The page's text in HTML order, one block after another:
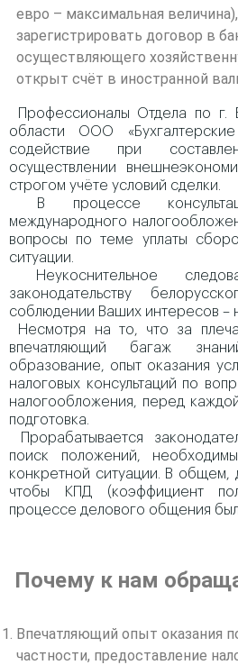
евро – максимальная
зарегистрировать договор в
осуществляющего
открыт счёт в иностранной
Профессионалы Отдела по г.
области ООО
содействие при
осуществлении
строгом учёте условий сделки.
В процессе
международного
вопросы по теме уплаты
ситуации.
Неукоснительное
законодательству
соблюдении Ваших интересов –
Несмотря на то, что за
впечатляющий багаж
образование, опыт оказания
налоговых консультаций по
налогообложения, перед
подготовка.
Прорабатывается
поиск положений,
конкретной ситуации. В общем,
чтобы КПД (коэффициент
процессе делового общения
Почему к нам
Впечатляющий опыт оказания
частности, предоставление